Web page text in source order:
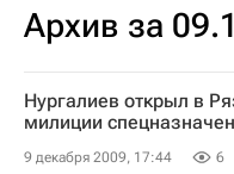
Архив за
Нургалиев открыл в
милиции
9 декабря 2009, 17:44 6